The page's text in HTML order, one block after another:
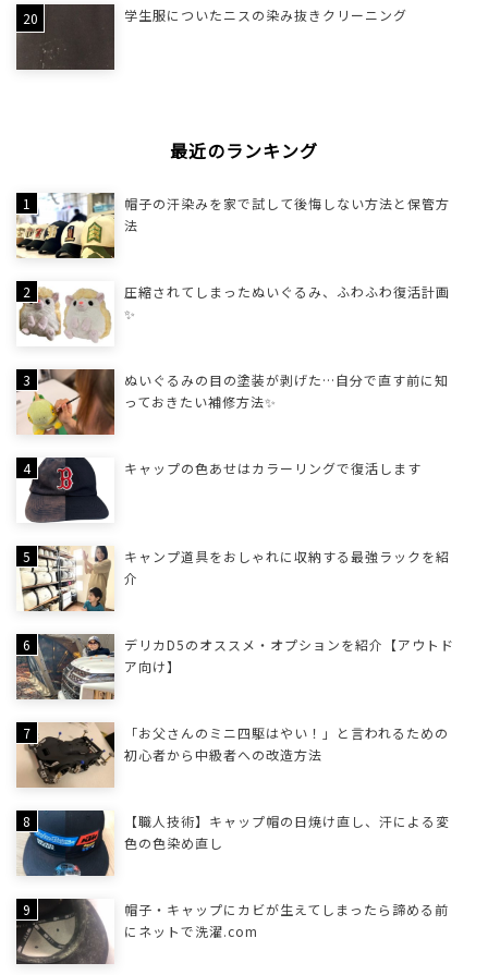
学生服についたニスの染み抜きクリーニング
最近のランキング
帽子の汗染みを家で試して後悔しない方法と保管方
法
圧縮されてしまったぬいぐるみ、ふわふわ復活計画
✨
ぬいぐるみの目の塗装が剥げた…自分で直す前に知
っておきたい補修方法✨
キャップの色あせはカラーリングで復活します
キャンプ道具をおしゃれに収納する最強ラックを紹
介
デリカD5のオススメ・オプションを紹介【アウトド
ア向け】
「お父さんのミニ四駆はやい！」と言われるための
初心者から中級者への改造方法
【職人技術】キャップ帽の日焼け直し、汗による変
色の色染め直し
帽子・キャップにカビが生えてしまったら諦める前
にネットで洗濯.com